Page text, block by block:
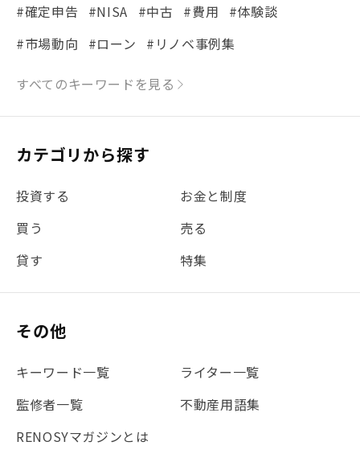
#確定申告
#NISA #中古 #費用
#体験談
#市場動向
#ローン
#リノベ事例集
#シミュレーション #まちの住みやすさ発見！
#REIT
#新型コロナ #ETF #固定資産税
#団体信用生命保険
#贈与税 #災害に備える
#書類
#リノシーチャンネル
#不動産投資体験レポ
#地震対策
#セミナー #渋谷
#ふるさと納税
#法人化
#クラウドファンディング #JR京浜東北線
#まとめ #融資 #目黒
すべてのキーワードを見る
カテゴリから探す
投資する
お金と制度
買う
売る
貸す
特集
その他
キーワード一覧
ライター一覧
監修者一覧
不動産用語集
RENOSYマガジンとは